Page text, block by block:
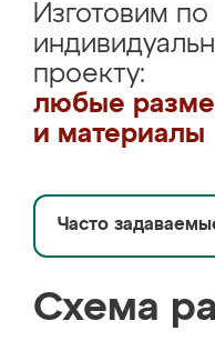
Изготовим по
проекту:
любые
и материалы
Часто
Схема